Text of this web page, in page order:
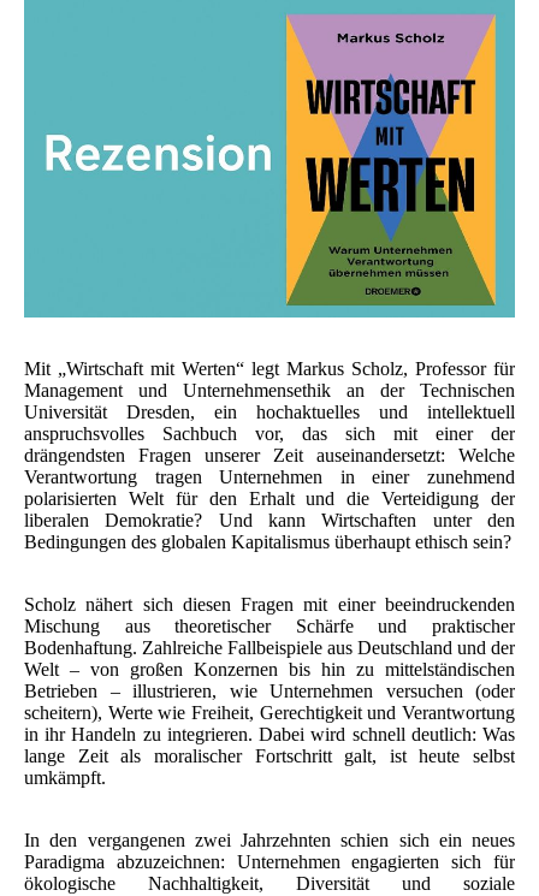
Mit „Wirtschaft mit Werten“ legt Markus Scholz, Professor für
Management und Unternehmensethik an der Technischen
Universität Dresden, ein hochaktuelles und intellektuell
anspruchsvolles Sachbuch vor, das sich mit einer der
drängendsten Fragen unserer Zeit auseinandersetzt: Welche
Verantwortung tragen Unternehmen in einer zunehmend
polarisierten Welt für den Erhalt und die Verteidigung der
liberalen Demokratie? Und kann Wirtschaften unter den
Bedingungen des globalen Kapitalismus überhaupt ethisch sein?
Scholz nähert sich diesen Fragen mit einer beeindruckenden
Mischung aus theoretischer Schärfe und praktischer
Bodenhaftung. Zahlreiche Fallbeispiele aus Deutschland und der
Welt – von großen Konzernen bis hin zu mittelständischen
Betrieben – illustrieren, wie Unternehmen versuchen (oder
scheitern), Werte wie Freiheit, Gerechtigkeit und Verantwortung
in ihr Handeln zu integrieren. Dabei wird schnell deutlich: Was
lange Zeit als moralischer Fortschritt galt, ist heute selbst
umkämpft.
In den vergangenen zwei Jahrzehnten schien sich ein neues
Paradigma abzuzeichnen: Unternehmen engagierten sich für
ökologische Nachhaltigkeit, Diversität und soziale